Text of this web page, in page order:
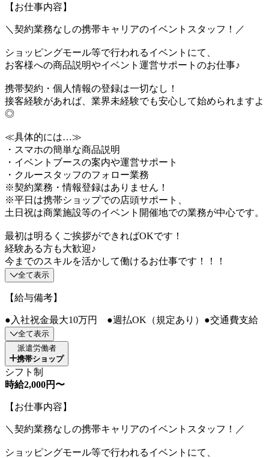
【お仕事内容】
＼契約業務なしの携帯キャリアのイベントスタッフ！／
ショッピングモール等で行われるイベントにて、
お客様への商品説明やイベント運営サポートのお仕事♪
携帯契約・個人情報の登録は一切なし！
接客経験があれば、業界未経験でも安心して始められますよ
◎
≪具体的には…≫
・スマホの簡単な商品説明
・イベントブースの案内や運営サポート
・クルースタッフのフォロー業務
※契約業務・情報登録はありません！
※平日は携帯ショップでの店頭サポート、
土日祝は商業施設等のイベント開催地での業務が中心です。
最初は明るくご挨拶ができればOKです！
経験ある方も大歓迎♪
今までのスキルを活かして働けるお仕事です！！！
全て表示
【給与備考】
●入社祝金最大10万円 ●週払OK（規定あり）●交通費支給
全て表示
派遣労働者
携帯ショップ
シフト制
時給2,000円〜
【お仕事内容】
＼契約業務なしの携帯キャリアのイベントスタッフ！／
ショッピングモール等で行われるイベントにて、